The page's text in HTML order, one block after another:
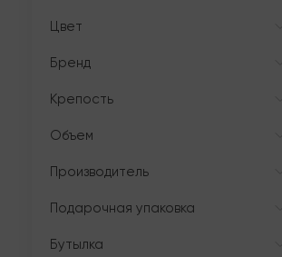
Цвет
Бренд
Крепость
Объем
Производитель
Подарочная упаковка
Бутылка